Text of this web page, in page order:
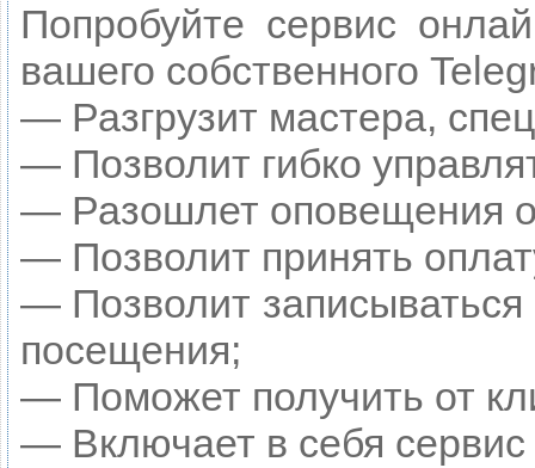
Попробуйте сервис
вашего собственного
— Разгрузит мастера,
— Позволит гибко
— Разошлет оповещения о
— Позволит принять
— Позволит
посещения;
— Поможет получить от
— Включает в себя